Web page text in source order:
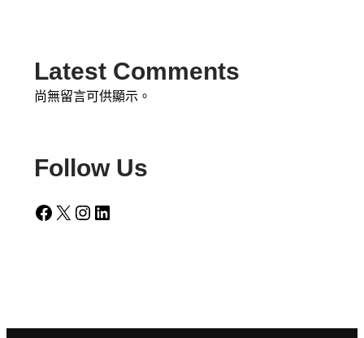
Latest Comments
尚無留言可供顯示。
Follow Us
Facebook X Instagram LinkedIn